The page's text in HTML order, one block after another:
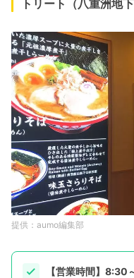
トリート（八重洲地下
aumo編集部
【営業時間】